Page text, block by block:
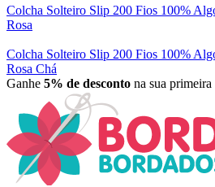
Colcha Solteiro Slip 200 Fios 100%
Rosa
Colcha Solteiro Slip 200 Fios 100%
Rosa Chá
Ganhe 5% de desconto na sua